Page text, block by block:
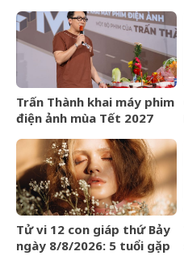
Trấn Thành khai máy phim
điện ảnh mùa Tết 2027
Tử vi 12 con giáp thứ Bảy
ngày 8/8/2026: 5 tuổi gặp